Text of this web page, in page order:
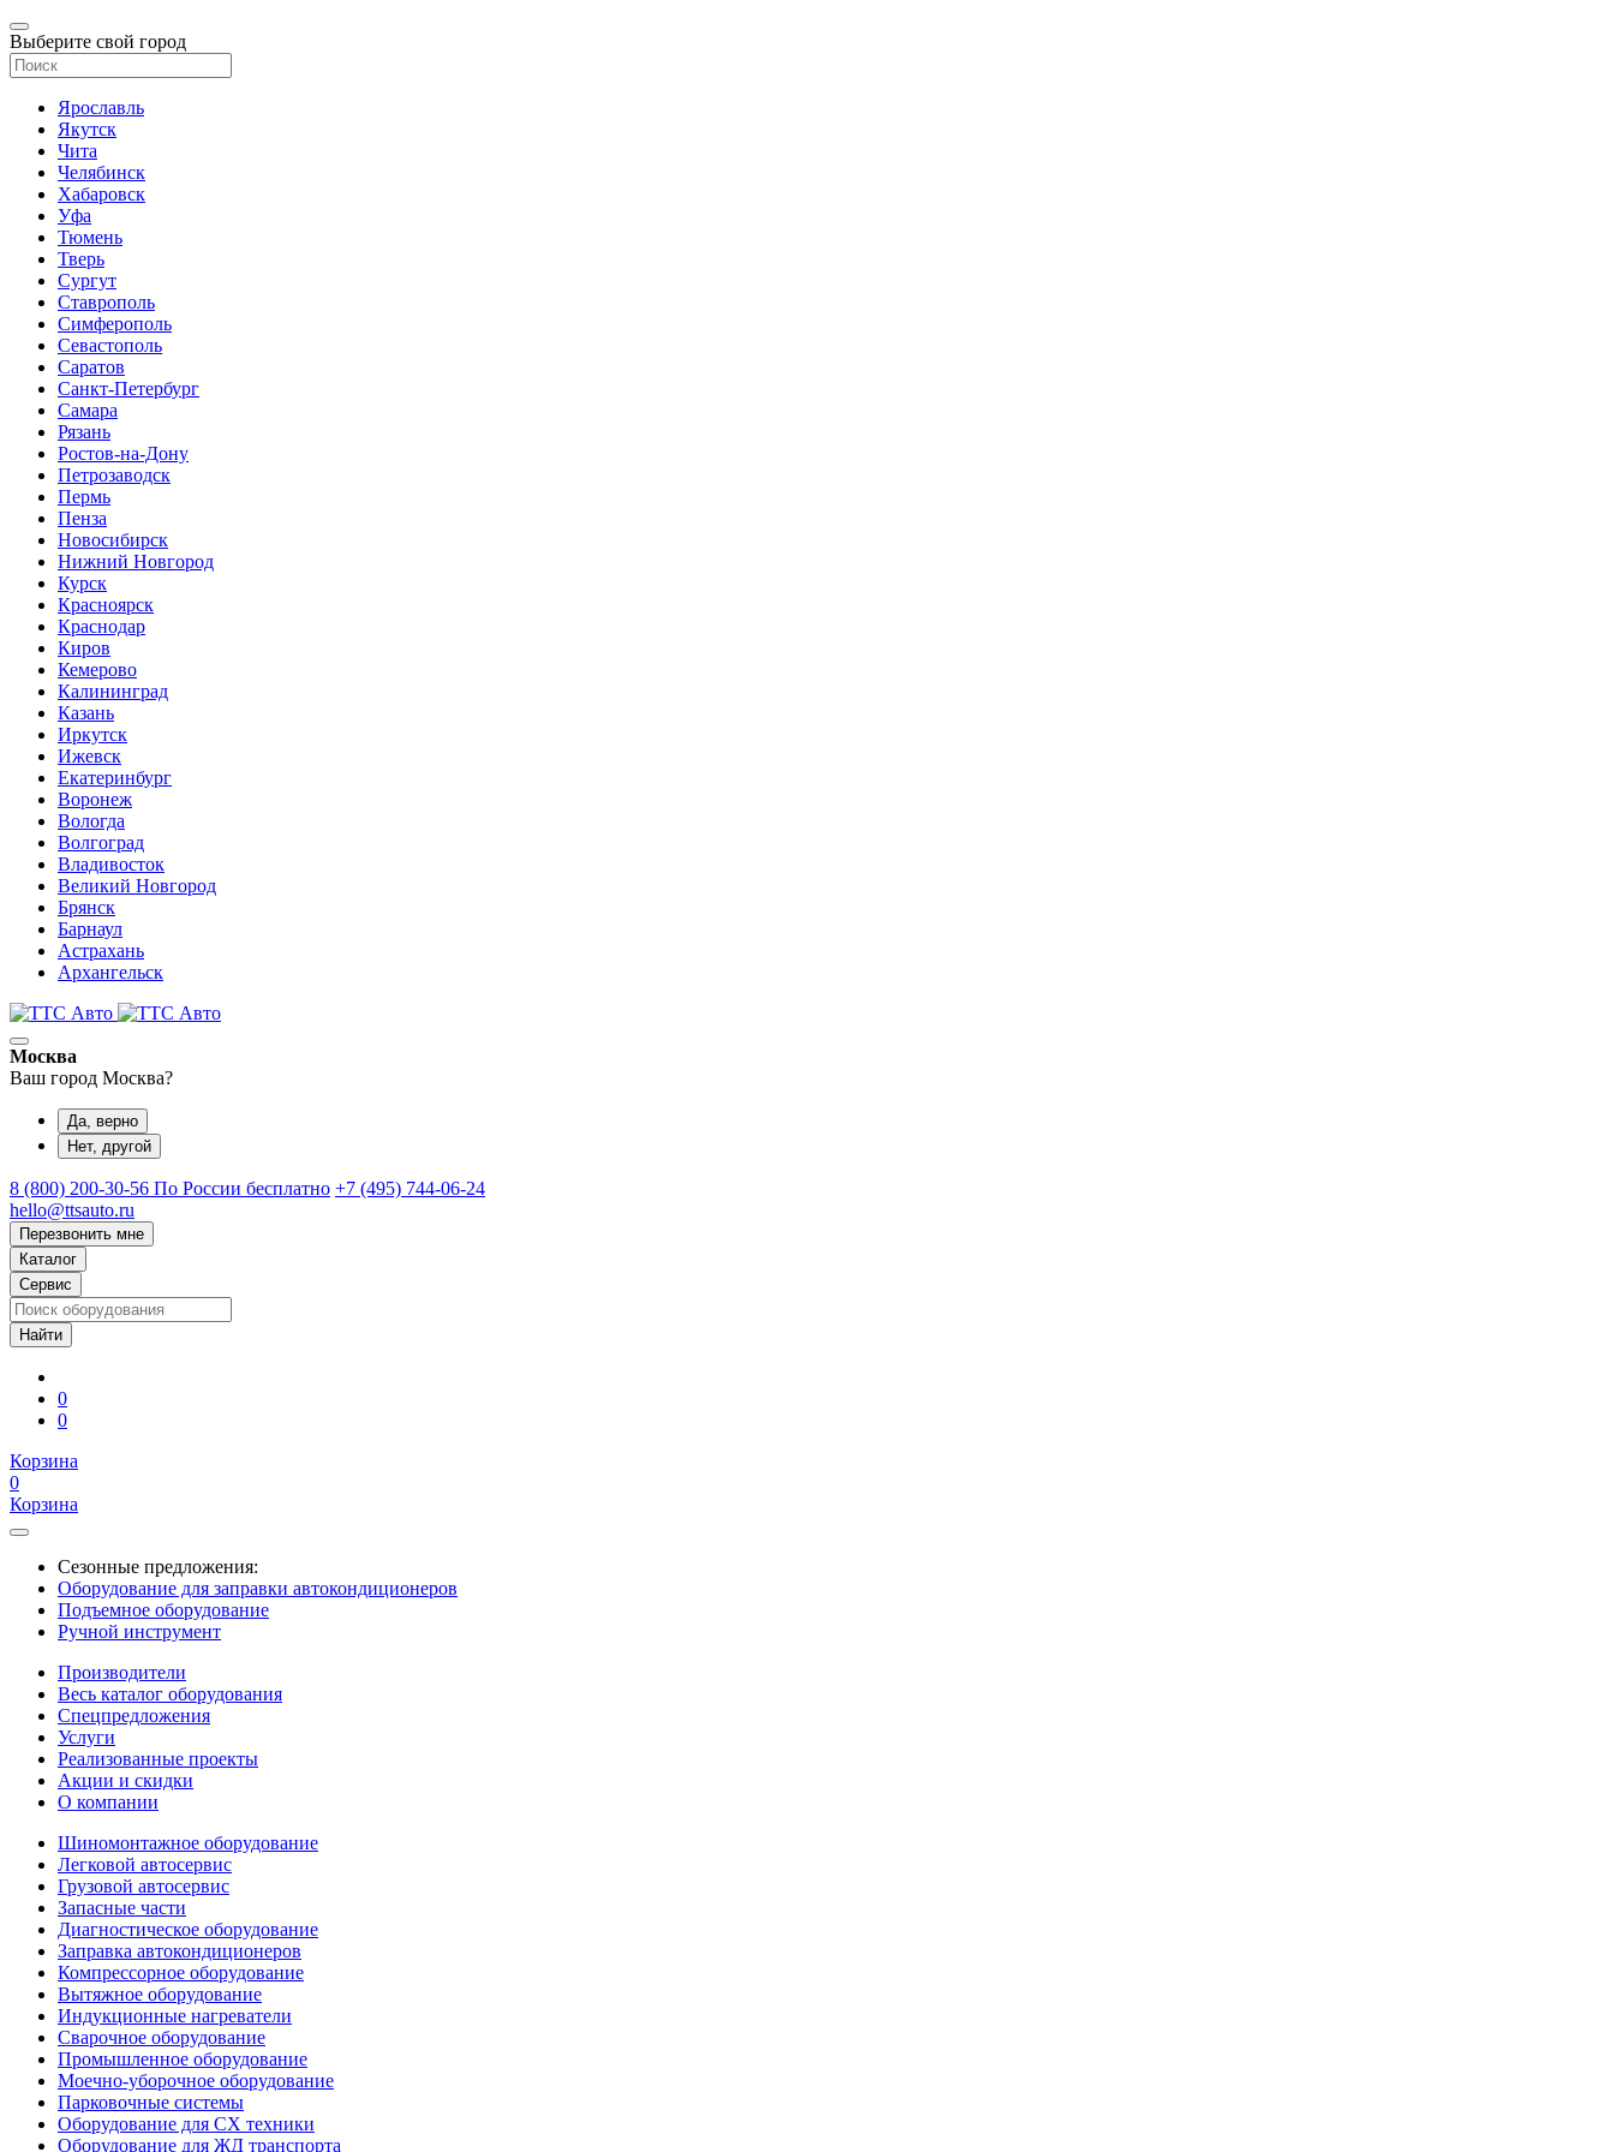
Выберите свой город
Ярославль
Якутск
Чита
Челябинск
Хабаровск
Уфа
Тюмень
Тверь
Сургут
Ставрополь
Симферополь
Севастополь
Саратов
Санкт-Петербург
Самара
Рязань
Ростов-на-Дону
Петрозаводск
Пермь
Пенза
Новосибирск
Нижний Новгород
Курск
Красноярск
Краснодар
Киров
Кемерово
Калининград
Казань
Иркутск
Ижевск
Екатеринбург
Воронеж
Вологда
Волгоград
Владивосток
Великий Новгород
Брянск
Барнаул
Астрахань
Архангельск
Москва
Ваш город Москва?
Да, верно
Нет, другой
8 (800) 200-30-56 По России бесплатно +7 (495) 744-06-24
hello@ttsauto.ru
Перезвонить мне
Каталог
Сервис
0
0
Корзина
0
Корзина
Сезонные предложения:
Оборудование для заправки автокондиционеров
Подъемное оборудование
Ручной инструмент
Производители
Весь каталог оборудования
Спецпредложения
Услуги
Реализованные проекты
Акции и скидки
О компании
Шиномонтажное оборудование
Легковой автосервис
Грузовой автосервис
Запасные части
Диагностическое оборудование
Заправка автокондиционеров
Компрессорное оборудование
Вытяжное оборудование
Индукционные нагреватели
Сварочное оборудование
Промышленное оборудование
Моечно-уборочное оборудование
Парковочные системы
Оборудование для СХ техники
Оборудование для ЖД транспорта